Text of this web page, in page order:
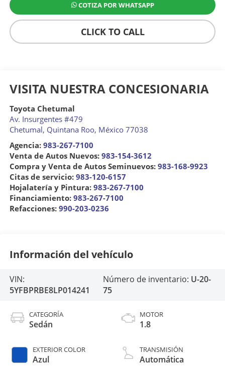
COTIZA POR WHATSAPP
CLICK TO CALL
VISITA NUESTRA CONCESIONARIA
Toyota Chetumal
Av. Insurgentes #479
Chetumal, Quintana Roo, México 77038
Agencia: 983-267-7100
Venta de Autos Nuevos: 983-154-3612
Compra y Venta de Autos Seminuevos: 983-168-9923
Citas de servicio: 983-120-6157
Hojalatería y Pintura: 983-267-7100
Financiamiento: 983-267-7100
Refacciones: 990-203-0236
Información del vehículo
VIN:
5YFBPRBE8LP014241
Número de inventario: U-20-
75
CATEGORÍA
Sedán
EXTERIOR COLOR
Azul
MOTOR
1.8
TRANSMISIÓN
Automática